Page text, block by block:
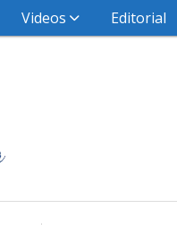
Videos Editorial